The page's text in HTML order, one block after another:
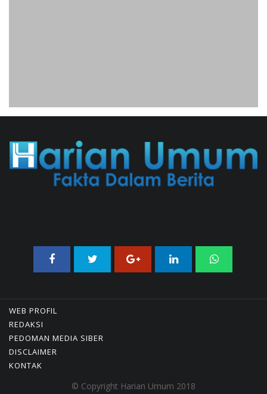
Nasional Nusantara Centre Hasilkan
WEB PROFIL
REDAKSI
PEDOMAN MEDIA SIBER
DISCLAIMER
KONTAK
© Copyright Harian Umum 2018